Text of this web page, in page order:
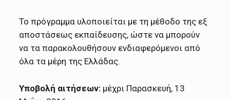
Το πρόγραμμα υλοποιείται με τη μέθοδο της εξ
αποστάσεως εκπαίδευσης, ώστε να μπορούν
να τα παρακολουθήσουν ενδιαφερόμενοι από
όλα τα μέρη της Ελλάδας.
Υποβολή αιτήσεων: μέχρι Παρασκευή, 13